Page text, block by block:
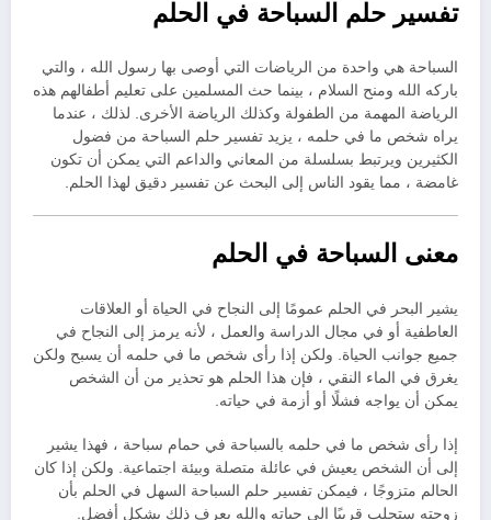
تفسير حلم السباحة في الحلم
السباحة هي واحدة من الرياضات التي أوصى بها رسول الله ، والتي
باركه الله ومنح السلام ، بينما حث المسلمين على تعليم أطفالهم هذه
الرياضة المهمة من الطفولة وكذلك الرياضة الأخرى. لذلك ، عندما
يراه شخص ما في حلمه ، يزيد تفسير حلم السباحة من فضول
الكثيرين ويرتبط بسلسلة من المعاني والداعم التي يمكن أن تكون
غامضة ، مما يقود الناس إلى البحث عن تفسير دقيق لهذا الحلم.
معنى السباحة في الحلم
يشير البحر في الحلم عمومًا إلى النجاح في الحياة أو العلاقات
العاطفية أو في مجال الدراسة والعمل ، لأنه يرمز إلى النجاح في
جميع جوانب الحياة. ولكن إذا رأى شخص ما في حلمه أن يسبح ولكن
يغرق في الماء النقي ، فإن هذا الحلم هو تحذير من أن الشخص
يمكن أن يواجه فشلًا أو أزمة في حياته.
إذا رأى شخص ما في حلمه بالسباحة في حمام سباحة ، فهذا يشير
إلى أن الشخص يعيش في عائلة متصلة وبيئة اجتماعية. ولكن إذا كان
الحالم متزوجًا ، فيمكن تفسير حلم السباحة السهل في الحلم بأن
زوجته ستجلب قريبًا إلى حياته والله يعرف ذلك بشكل أفضل.